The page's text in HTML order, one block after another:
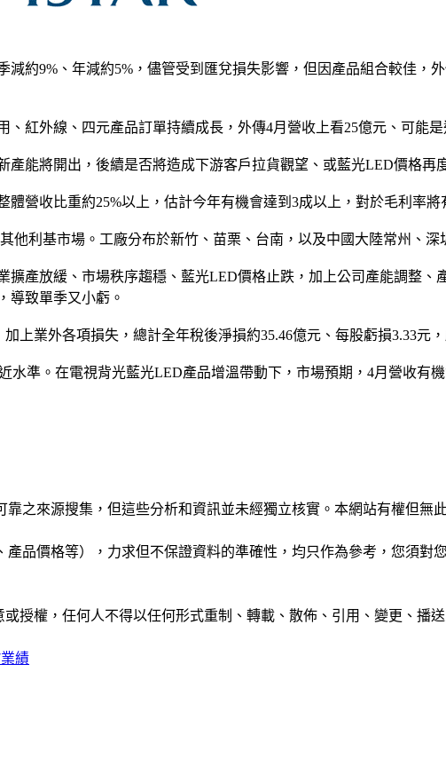
約9%、年減約5%，儘管受到匯兌損失影響，但因產品組合較佳，
紅外線、四元產品訂單持續成長，外傳4月營收上看25億元、可能是
能將開出，後續是否將造成下游客戶拉貨觀望、或藍光LED價格再
營收比重約25%以上，估計今年有機會達到3成以上，對於毛利率將
利基市場。工廠分布於新竹、苗栗、台南，以及中國大陸常州、深
產放緩、市場秩序趨穩、藍光LED價格止跌，加上公司產能調整、
導致單季又小虧。
上業外各項損失，總計全年稅後淨損約35.46億元、每股虧損3.33元
水準。在電視背光藍光LED產品增溫帶動下，市場預期，4月營收有
之來源搜集，但這些分析和資訊並未經獨立核實。本網站有權但無
品價格等），力求但不保證資料的準確性，均只作為參考，您須對
授權，任何人不得以任何形式重制、轉載、散佈、引用、變更、播
績